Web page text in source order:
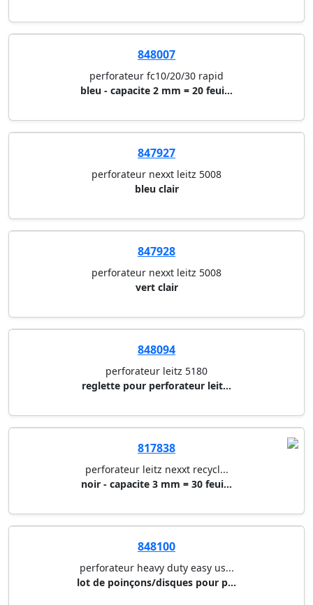
848007
perforateur fc10/20/30 rapid
bleu - capacite 2 mm = 20 feui...
847927
perforateur nexxt leitz 5008
bleu clair
847928
perforateur nexxt leitz 5008
vert clair
848094
perforateur leitz 5180
reglette pour perforateur leit...
817838
perforateur leitz nexxt recycl...
noir - capacite 3 mm = 30 feui...
848100
perforateur heavy duty easy us...
lot de poinçons/disques pour p...